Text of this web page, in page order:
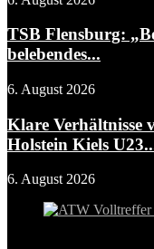
TSB Flensburg:
belebendes...
6. August 2026
Klare Verhältnisse
Holstein Kiels
6. August 2026